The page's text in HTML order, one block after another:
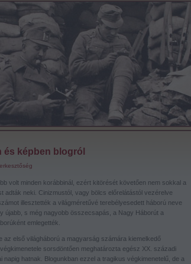
és képben blogról
volt minden korábbinál, ezért kitörését követően nem sokkal a
adták neki. Cinizmustól, vagy bölcs előrelátástól vezérelve
illesztették a világméretűvé terebélyesedett háború neve
újabb, s még nagyobb összecsapás, a Nagy Háborút a
emlegették.
az első világháború a magyarság számára kiemelkedő
sorsdöntően meghatározta egész XX. századi
hatnak. Blogunkban ezzel a tragikus végkimenetelű, de a